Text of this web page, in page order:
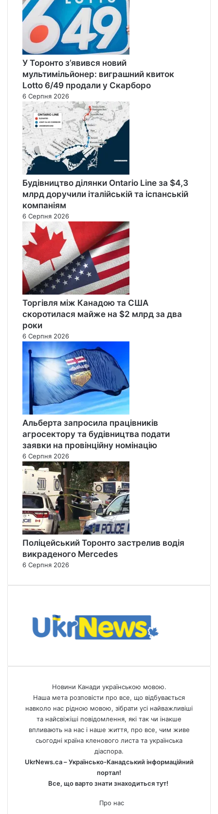
У Торонто з’явився новий
мультимільйонер: виграшний квиток
Lotto 6/49 продали у Скарборо
6 Серпня 2026
Будівництво ділянки Ontario Line за $4,3
млрд доручили італійській та іспанській
компаніям
6 Серпня 2026
Торгівля між Канадою та США
скоротилася майже на $2 млрд за два
роки
6 Серпня 2026
Альберта запросила працівників
агросектору та будівництва подати
заявки на провінційну номінацію
6 Серпня 2026
Поліцейський Торонто застрелив водія
викраденого Mercedes
6 Серпня 2026
Новини Канади українською мовою.
Наша мета розповісти про все, що відбувається
навколо нас рідною мовою, зібрати усі найважливіші
та найсвіжіші повідомлення, які так чи інакше
впливають на нас і наше життя, про все, чим живе
сьогодні країна кленового листа та українська
діаспора.
UkrNews.ca – Українсько-Канадський інформаційний
портал!
Все, що варто знати знаходиться тут!
Про нас